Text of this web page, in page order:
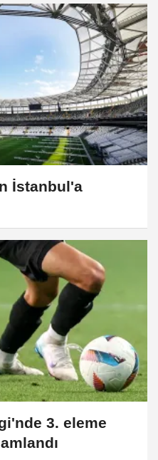
İstanbul'a
3. eleme